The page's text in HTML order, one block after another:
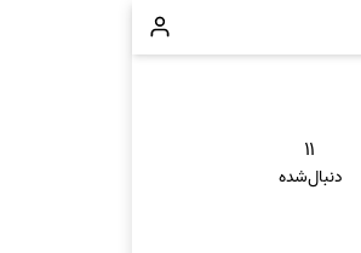
۱۱
دنبال‌شده